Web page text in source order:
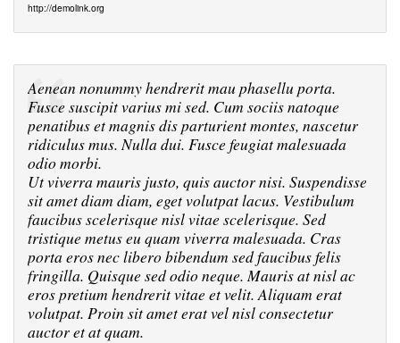
http://demolink.org
Aenean nonummy hendrerit mau phasellu porta.
Fusce suscipit varius mi sed. Cum sociis natoque
penatibus et magnis dis parturient montes, nascetur
ridiculus mus. Nulla dui. Fusce feugiat malesuada
odio morbi.
Ut viverra mauris justo, quis auctor nisi. Suspendisse
sit amet diam diam, eget volutpat lacus. Vestibulum
faucibus scelerisque nisl vitae scelerisque. Sed
tristique metus eu quam viverra malesuada. Cras
porta eros nec libero bibendum sed faucibus felis
fringilla. Quisque sed odio neque. Mauris at nisl ac
eros pretium hendrerit vitae et velit. Aliquam erat
volutpat. Proin sit amet erat vel nisl consectetur
auctor et at quam.